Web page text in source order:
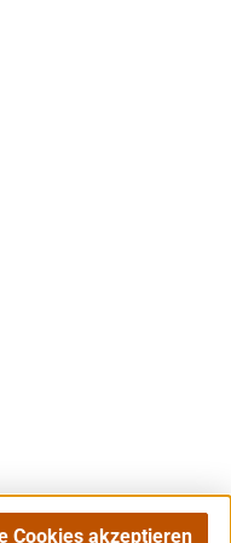
Cookies akzeptieren